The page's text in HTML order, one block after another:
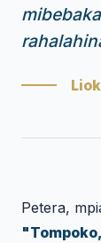
Petera,